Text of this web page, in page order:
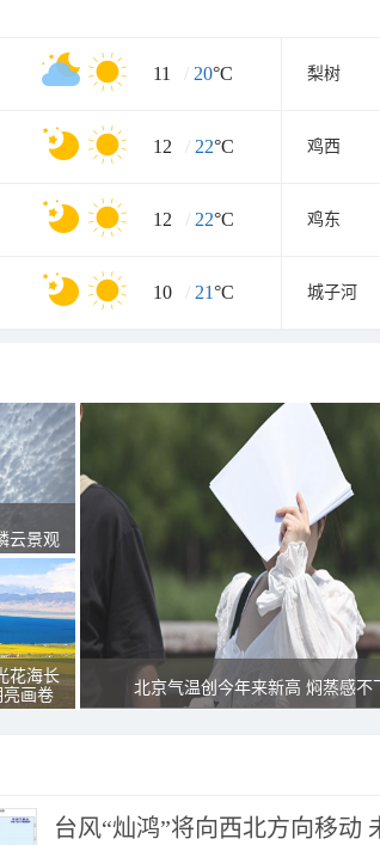
11 / 20°C 梨树
12 / 22°C 鸡西
12 / 22°C 鸡东
10 / 21°C 城子河
云景观
花海长
画卷
北京气温创今年来新高 焖蒸感不
台风“灿鸿”将向西北方向移动